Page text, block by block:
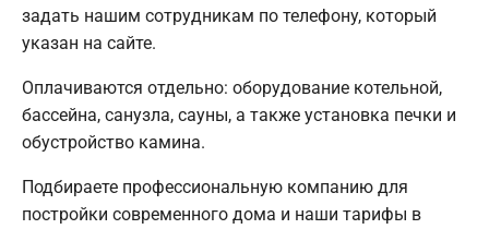
задать нашим сотрудникам по телефону, который
указан на сайте.
Оплачиваются отдельно: оборудование котельной,
бассейна, санузла, сауны, а также установка печки и
обустройство камина.
Подбираете профессиональную компанию для
постройки современного дома и наши тарифы в